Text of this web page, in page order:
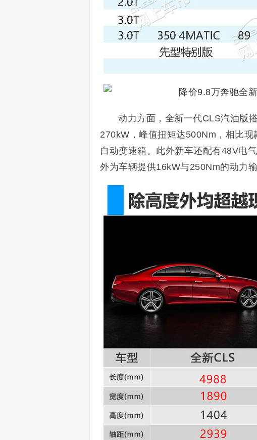
动力方面，全新一代CLS汽油版
270kW，峰值扭矩达500Nm，相比
自动变速箱。此外新车还配有48V电
外为车辆提供16kW与250Nm的动力输